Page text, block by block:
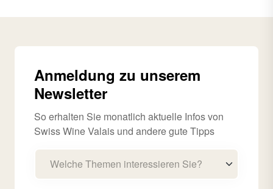
Anmeldung zu unserem
Newsletter
So erhalten Sie monatlich aktuelle Infos von
Swiss Wine Valais und andere gute Tipps
Welche Themen interessieren Sie?